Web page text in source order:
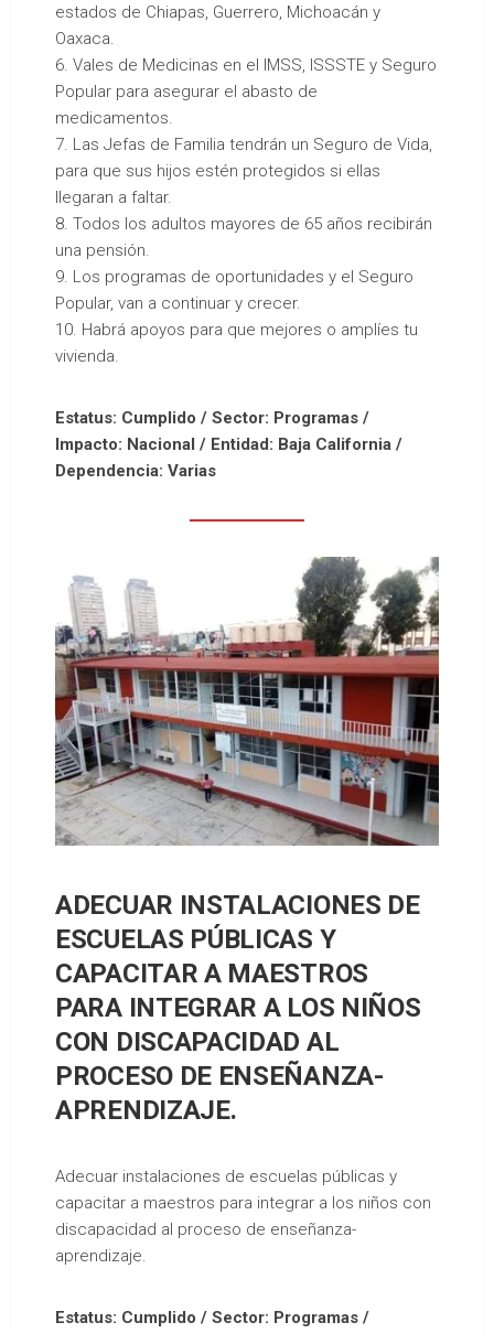
estados de Chiapas, Guerrero, Michoacán y
Oaxaca.
6. Vales de Medicinas en el IMSS, ISSSTE y Seguro
Popular para asegurar el abasto de
medicamentos.
7. Las Jefas de Familia tendrán un Seguro de Vida,
para que sus hijos estén protegidos si ellas
llegaran a faltar.
8. Todos los adultos mayores de 65 años recibirán
una pensión.
9. Los programas de oportunidades y el Seguro
Popular, van a continuar y crecer.
10. Habrá apoyos para que mejores o amplíes tu
vivienda.
Estatus: Cumplido / Sector: Programas /
Impacto: Nacional / Entidad: Baja California /
Dependencia: Varias
ADECUAR INSTALACIONES DE
ESCUELAS PÚBLICAS Y
CAPACITAR A MAESTROS
PARA INTEGRAR A LOS NIÑOS
CON DISCAPACIDAD AL
PROCESO DE ENSEÑANZA-
APRENDIZAJE.
Adecuar instalaciones de escuelas públicas y
capacitar a maestros para integrar a los niños con
discapacidad al proceso de enseñanza-
aprendizaje.
Estatus: Cumplido / Sector: Programas /